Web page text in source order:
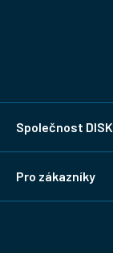
Společnost DISK
Pro zákazníky